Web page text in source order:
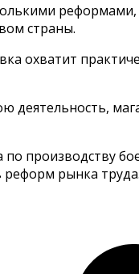
страны.
охватит
производству
реформ рынка труда.